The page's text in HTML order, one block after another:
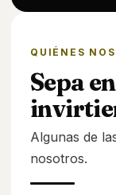
QUIÉNES
Sepa
Algunas de
nosotros.